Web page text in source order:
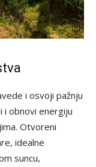
i osvoji pažnju
i obnovi energiju
Otvoreni
idealne
suncu,